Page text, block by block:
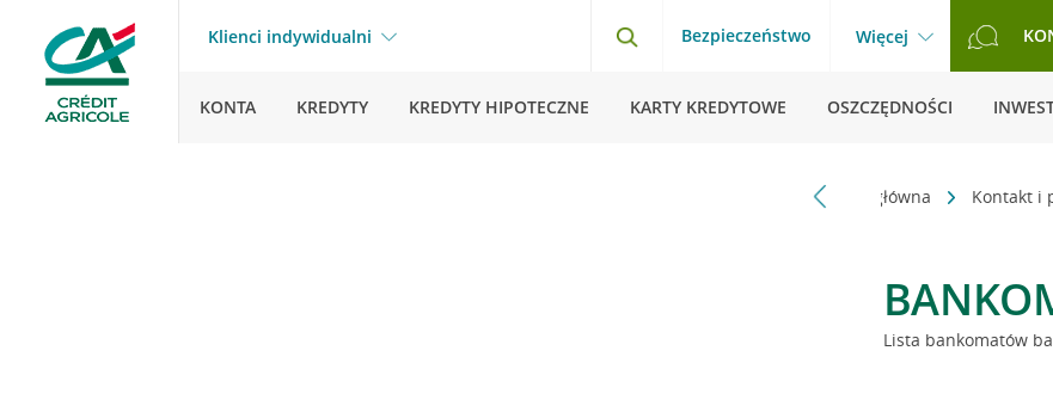
Klienci indywidualni Bezpieczeństwo Więcej
KONTA KREDYTY KREDYTY HIPOTECZNE KARTY KREDYTOWE OSZCZĘDNOŚCI
Strona główna Kontakt i
Lista bankomatów